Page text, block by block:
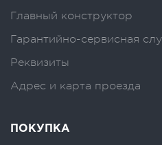
Главный конструктор
Гарантийно-сервисная
Реквизиты
Адрес и карта проезда
ПОКУПКА